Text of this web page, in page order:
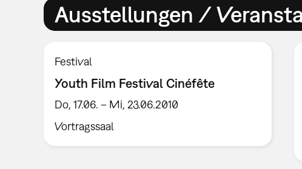
Ausstellungen /
Festival
Youth Film Festival Cinéfête
Do, 17.06. – Mi, 23.06.2010
Vortragssaal